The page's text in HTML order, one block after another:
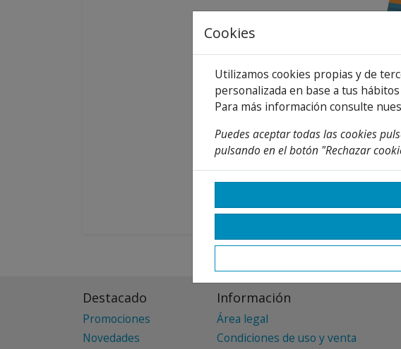
Destacado
Promociones
Novedades
Información
Área legal
Condiciones de uso y venta
Cookies
Utilizamos cookies propias y de
personalizada en base a tus
Para más información consulte
Puedes aceptar todas las cookies
pulsando en el botón "Rechazar